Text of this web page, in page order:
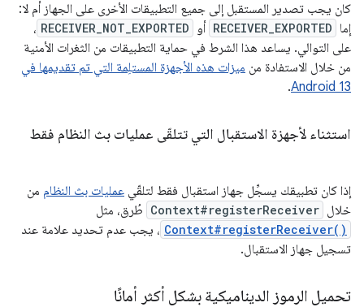
كان يجب تصدير المستقبل إلى جميع التطبيقات الأخرى على الجهاز أم لا:
إما RECEIVER_EXPORTED أو RECEIVER_NOT_EXPORTED ،
على التوالي. يساعد هذا الشرط في حماية التطبيقات من الثغرات الأمنية
من خلال الاستفادة من ميزات هذه الأجهزة المستلِمة التي تم تقديمها في
Android 13
.
استثناء لأجهزة الاستقبال التي تتلقّى عمليات بث النظام فقط
إذا كان تطبيقك يسجِّل جهاز استقبال فقط لتلقّي عمليات بث النظام من
خلال Context#registerReceiver طُرق، مثل
Context#registerReceiver() ، يجب عدم تحديد علامة عند
تسجيل جهاز الاستقبال.
تحميل الرموز الديناميكية بشكل أكثر أمانًا